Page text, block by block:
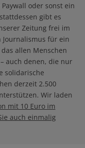
oder sonst ein
gibt es
Zeitung frei im
für ein
allen Menschen
auch denen, die nur
solidarische
derzeit 2.500
Wir laden
mit 10 Euro im
auch einmalig